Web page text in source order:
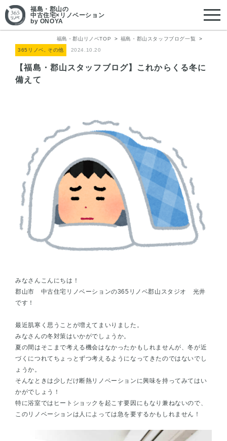
福島・郡山の
中古住宅×リノベーション
by ONOYA
福島・郡山リノベTOP
福島・郡山スタッフブログ一覧
365リノベ, その他
2024.10.20
【福島・郡山スタッフブログ】これからくる冬に
備えて
みなさんこんにちは！
郡山市 中古住宅リノベーションの365リノベ郡山スタジオ 光井
です！
最近肌寒く思うことが増えてまいりました。
みなさんの冬対策はいかがでしょうか。
夏の間はそこまで考える機会はなかったかもしれませんが、冬が近
づくにつれてちょっとずつ考えるようになってきたのではないでし
ょうか。
そんなときは少しだけ断熱リノベーションに興味を持ってみてはい
かがでしょう！
特に浴室ではヒートショックを起こす要因にもなり兼ねないので、
このリノベーションは人によっては急を要するかもしれません！